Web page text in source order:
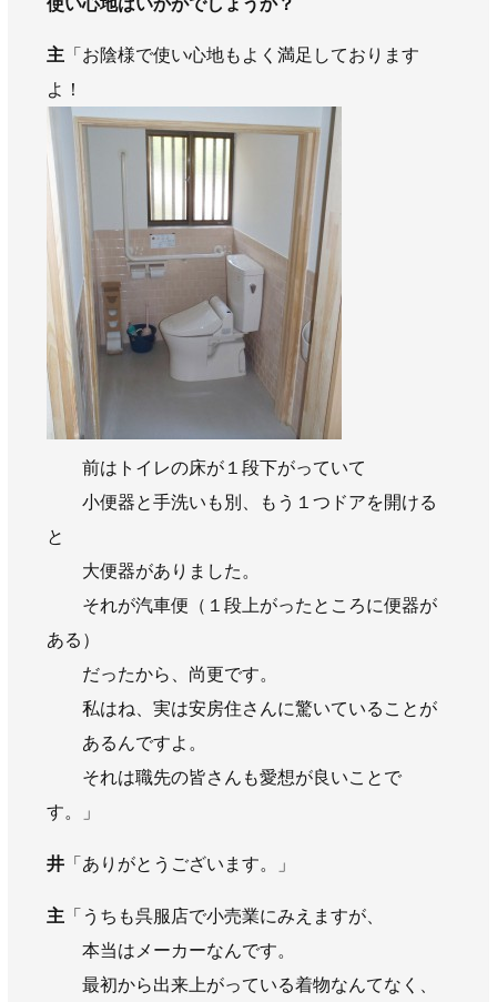
主 「お陰様で使い心地もよく満足しております
よ！
前はトイレの床が１段下がっていて
小便器と手洗いも別、もう１つドアを開ける
と
大便器がありました。
それが汽車便（１段上がったところに便器が
ある）
だったから、尚更です。
私はね、実は安房住さんに驚いていることが
あるんですよ。
それは職先の皆さんも愛想が良いことで
す。」
井 「ありがとうございます。」
主 「うちも呉服店で小売業にみえますが、
本当はメーカーなんです。
最初から出来上がっている着物なんてなく、